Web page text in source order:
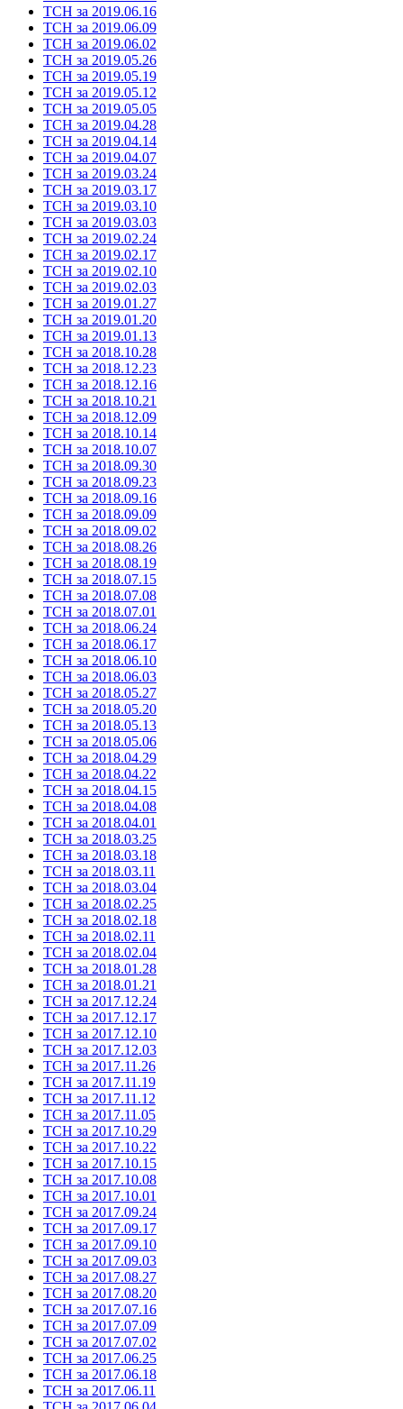
ТСН за 2019.06.16
ТСН за 2019.06.09
ТСН за 2019.06.02
ТСН за 2019.05.26
ТСН за 2019.05.19
ТСН за 2019.05.12
ТСН за 2019.05.05
ТСН за 2019.04.28
ТСН за 2019.04.14
ТСН за 2019.04.07
ТСН за 2019.03.24
ТСН за 2019.03.17
ТСН за 2019.03.10
ТСН за 2019.03.03
ТСН за 2019.02.24
ТСН за 2019.02.17
ТСН за 2019.02.10
ТСН за 2019.02.03
ТСН за 2019.01.27
ТСН за 2019.01.20
ТСН за 2019.01.13
ТСН за 2018.10.28
ТСН за 2018.12.23
ТСН за 2018.12.16
ТСН за 2018.10.21
ТСН за 2018.12.09
ТСН за 2018.10.14
ТСН за 2018.10.07
ТСН за 2018.09.30
ТСН за 2018.09.23
ТСН за 2018.09.16
ТСН за 2018.09.09
ТСН за 2018.09.02
ТСН за 2018.08.26
ТСН за 2018.08.19
ТСН за 2018.07.15
ТСН за 2018.07.08
ТСН за 2018.07.01
ТСН за 2018.06.24
ТСН за 2018.06.17
ТСН за 2018.06.10
ТСН за 2018.06.03
ТСН за 2018.05.27
ТСН за 2018.05.20
ТСН за 2018.05.13
ТСН за 2018.05.06
ТСН за 2018.04.29
ТСН за 2018.04.22
ТСН за 2018.04.15
ТСН за 2018.04.08
ТСН за 2018.04.01
ТСН за 2018.03.25
ТСН за 2018.03.18
ТСН за 2018.03.11
ТСН за 2018.03.04
ТСН за 2018.02.25
ТСН за 2018.02.18
ТСН за 2018.02.11
ТСН за 2018.02.04
ТСН за 2018.01.28
ТСН за 2018.01.21
ТСН за 2017.12.24
ТСН за 2017.12.17
ТСН за 2017.12.10
ТСН за 2017.12.03
ТСН за 2017.11.26
ТСН за 2017.11.19
ТСН за 2017.11.12
ТСН за 2017.11.05
ТСН за 2017.10.29
ТСН за 2017.10.22
ТСН за 2017.10.15
ТСН за 2017.10.08
ТСН за 2017.10.01
ТСН за 2017.09.24
ТСН за 2017.09.17
ТСН за 2017.09.10
ТСН за 2017.09.03
ТСН за 2017.08.27
ТСН за 2017.08.20
ТСН за 2017.07.16
ТСН за 2017.07.09
ТСН за 2017.07.02
ТСН за 2017.06.25
ТСН за 2017.06.18
ТСН за 2017.06.11